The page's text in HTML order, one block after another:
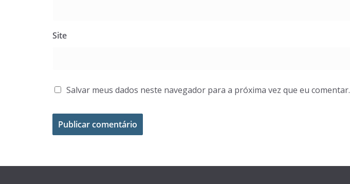
Site
Salvar meus dados neste navegador para a próxima vez que eu comentar.